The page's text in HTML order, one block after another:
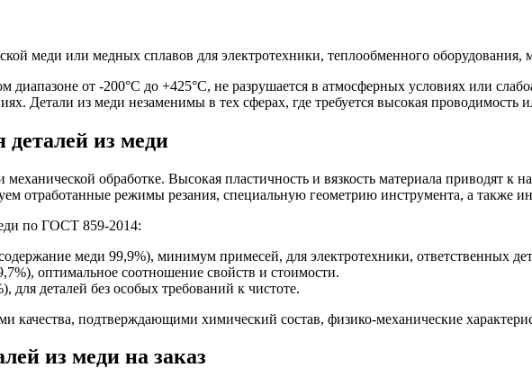
меди или медных сплавов для электротехники, теплообменного оборудования,
от -200°C до +425°C, не разрушается в атмосферных условиях или
Детали из меди незаменимы в тех сферах, где требуется высокая проводимость
деталей из меди
механической обработке. Высокая пластичность и вязкость материала приводят
отработанные режимы резания, специальную геометрию инструмента, а также
по ГОСТ 859-2014:
меди 99,9%), минимум примесей, для электротехники, ответственных
оптимальное соотношение свойств и стоимости.
деталей без особых требований к чистоте.
качества, подтверждающими химический состав, физико-механические
из меди на заказ